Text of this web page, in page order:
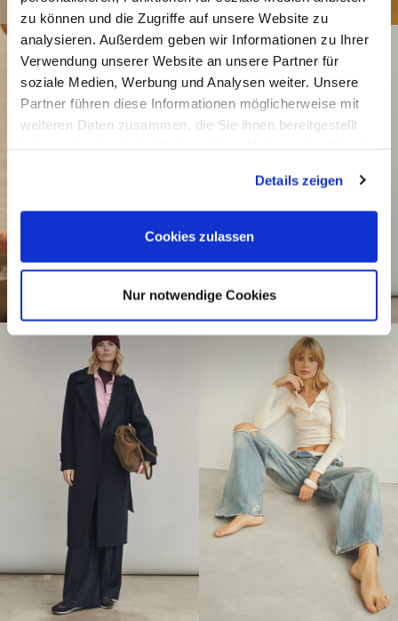
zu können und die Zugriffe auf unsere Website zu
analysieren. Außerdem geben wir Informationen zu Ihrer
Verwendung unserer Website an unsere Partner für
soziale Medien, Werbung und Analysen weiter. Unsere
Partner führen diese Informationen möglicherweise mit
weiteren Daten zusammen, die Sie ihnen bereitgestellt
Details zeigen
Cookies zulassen
Nur notwendige Cookies